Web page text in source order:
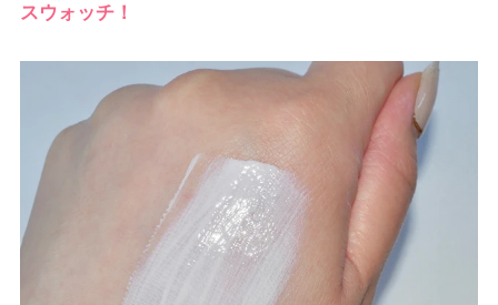
スウォッチ！